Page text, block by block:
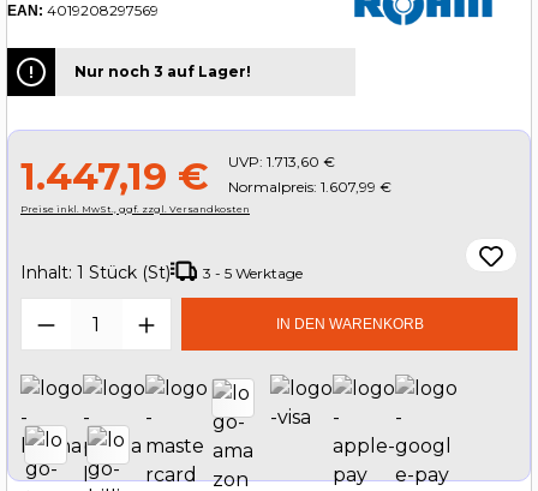
EAN: 4019208297569
Nur noch 3 auf Lager!
1.447,19 € UVP: 1.713,60 €
Normalpreis: 1.607,99 €
Preise inkl. MwSt., ggf. zzgl. Versandkosten
Inhalt: 1 Stück (St) 3 - 5 Werktage
Produkt Anzahl: Gib denIN DEN WARENKORB